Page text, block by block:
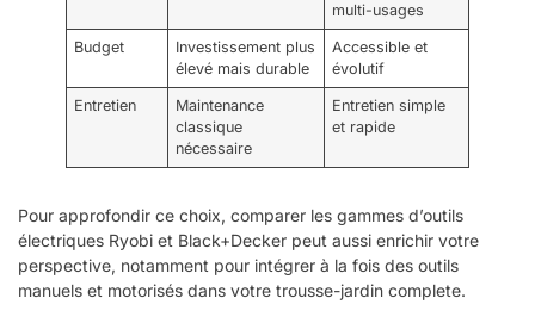
multi-usages
Budget
Investissement plus
élevé mais durable
Accessible et
évolutif
Entretien
Maintenance
classique
nécessaire
Entretien simple
et rapide
Pour approfondir ce choix, comparer les gammes d’outils
électriques Ryobi et Black+Decker peut aussi enrichir votre
perspective, notamment pour intégrer à la fois des outils
manuels et motorisés dans votre trousse-jardin complete.